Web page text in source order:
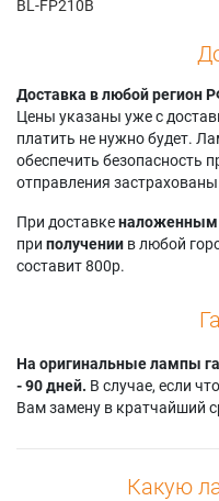
BL-FP210B
Доставка в любой регион
Цены указаны уже с
платить не нужно будет.
обеспечить безопасность
отправления
При доставке
при получении в любой
составит 800р.
На оригинальные лампы
- 90 дней. В случае, если
Вам замену в кратчайший
Какую